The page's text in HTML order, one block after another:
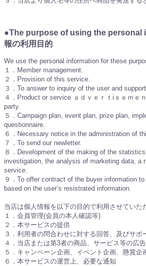
●The purpose of using the
報の利用目的
We use the personal information for these
１．Member management.
２．Provision of this service.
３．To answer to inquiry of the user and
４．Product or service ａｄｖｅｒｔiｓｅｍｅ
party.
５．Campaign plan, event plan, prize plan,
questionnaire.
６．Necessary notice in the administration of
７．To send our newletter.
８．Development of the making of the
investigation, the analysis of marketing data, a
service.
９．To offer contract of the buyer information
based on the user’s resistrated information.
当店は個人情報を以下の目的で利用させていた
１．会員管理(会員の本人確認等)
２．本サービスの提供
３．利用者の問合わせに対する回答、及びサポ
４．当店または第3者の商品、サービス等の広
５．キャンペーン企画、イベント企画、懸賞企
６．本サービスの運営上、必要な通知